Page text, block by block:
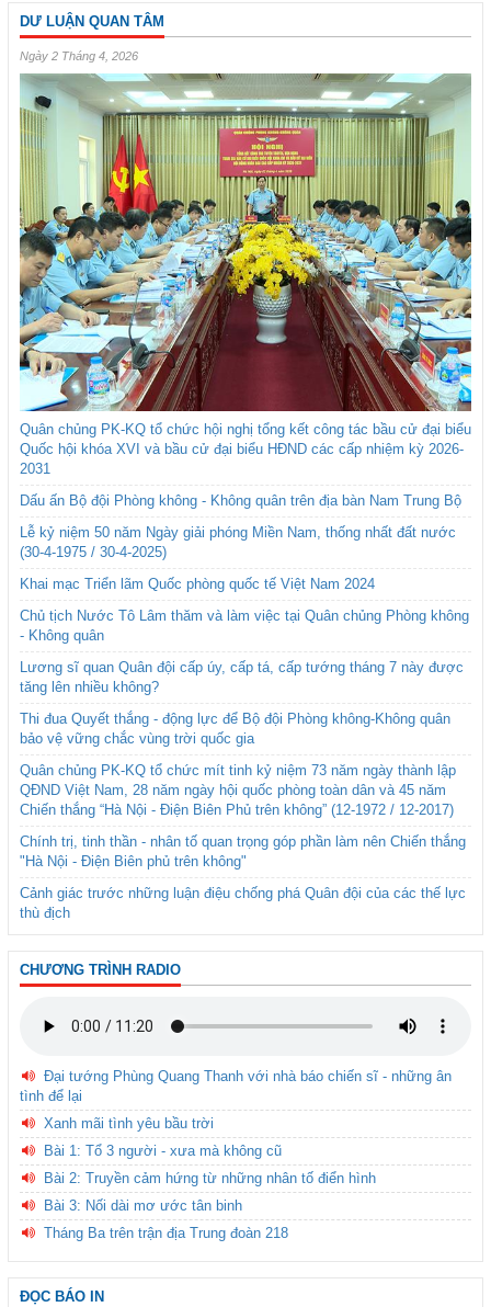
DƯ LUẬN QUAN TÂM
Ngày 2 Tháng 4, 2026
Quân chủng PK-KQ tổ chức hội nghị tổng kết công tác bầu cử đại biểu
Quốc hội khóa XVI và bầu cử đại biểu HĐND các cấp nhiệm kỳ 2026-
2031
Dấu ấn Bộ đội Phòng không - Không quân trên địa bàn Nam Trung Bộ
Lễ kỷ niệm 50 năm Ngày giải phóng Miền Nam, thống nhất đất nước
(30-4-1975 / 30-4-2025)
Khai mạc Triển lãm Quốc phòng quốc tế Việt Nam 2024
Chủ tịch Nước Tô Lâm thăm và làm việc tại Quân chủng Phòng không
- Không quân
Lương sĩ quan Quân đội cấp úy, cấp tá, cấp tướng tháng 7 này được
tăng lên nhiều không?
Thi đua Quyết thắng - động lực để Bộ đội Phòng không-Không quân
bảo vệ vững chắc vùng trời quốc gia
Quân chủng PK-KQ tổ chức mít tinh kỷ niệm 73 năm ngày thành lập
QĐND Việt Nam, 28 năm ngày hội quốc phòng toàn dân và 45 năm
Chiến thắng “Hà Nội - Điện Biên Phủ trên không” (12-1972 / 12-2017)
Chính trị, tinh thần - nhân tố quan trọng góp phần làm nên Chiến thắng
"Hà Nội - Điện Biên phủ trên không"
Cảnh giác trước những luận điệu chống phá Quân đội của các thế lực
thù địch
CHƯƠNG TRÌNH RADIO
Đại tướng Phùng Quang Thanh với nhà báo chiến sĩ - những ân
tình để lại
Xanh mãi tình yêu bầu trời
Bài 1: Tổ 3 người - xưa mà không cũ
Bài 2: Truyền cảm hứng từ những nhân tố điển hình
Bài 3: Nối dài mơ ước tân binh
Tháng Ba trên trận địa Trung đoàn 218
ĐỌC BÁO IN